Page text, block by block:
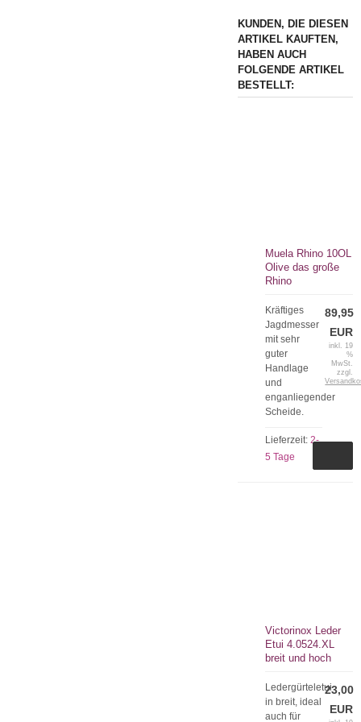
KUNDEN, DIE DIESEN
ARTIKEL KAUFTEN,
HABEN AUCH
FOLGENDE ARTIKEL
BESTELLT:
Muela Rhino 10OL
Olive das große
Rhino
Kräftiges
Jagdmesser
mit sehr
guter
Handlage
und
enganliegender
Scheide.
Lieferzeit:2-
5 Tage
89,95
EUR
inkl. 19
%
MwSt.
zzgl.
Victorinox Leder
Etui 4.0524.XL
breit und hoch
Ledergürteletui
in breit, ideal
auch für
23,00
EUR